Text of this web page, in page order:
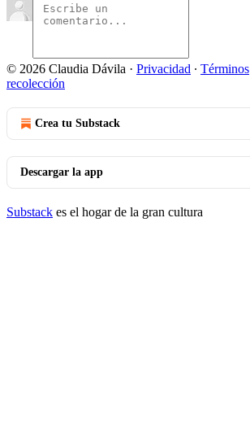
© 2026 Claudia Dávila · Privacidad ∙ Términos
recolección
Crea tu Substack
Descargar la app
Substack es el hogar de la gran cultura